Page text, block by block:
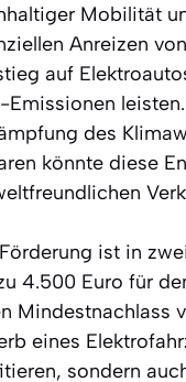
Mobilität
Anreizen
auf
Emissionen
des
könnte diese
ist in
4.500 Euro für
Mindestnachlass
eines
sondern